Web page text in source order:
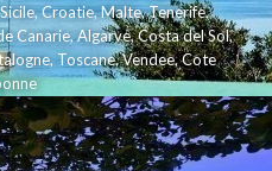
Sicile,Croatie,Malte,Tenerife,
Canarie,Algarve,Costa del Sol,
,Toscane,Vendee,Cote